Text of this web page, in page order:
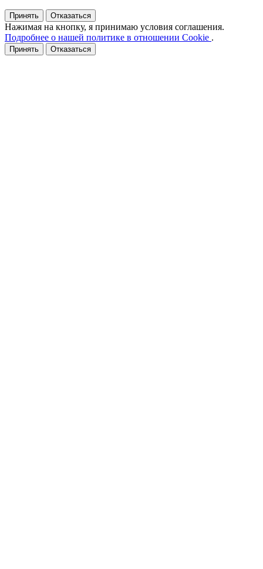
Принять Отказаться
Нажимая на кнопку, я принимаю условия соглашения.
Подробнее о нашей политике в отношении Cookie .
Принять Отказаться